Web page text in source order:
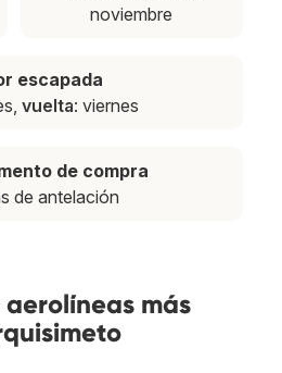
noviembre
escapada
vuelta: viernes
de compra
de antelación
más